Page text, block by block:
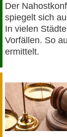
Der
spiegelt sich
In vielen
Vorfällen. So
ermittelt.